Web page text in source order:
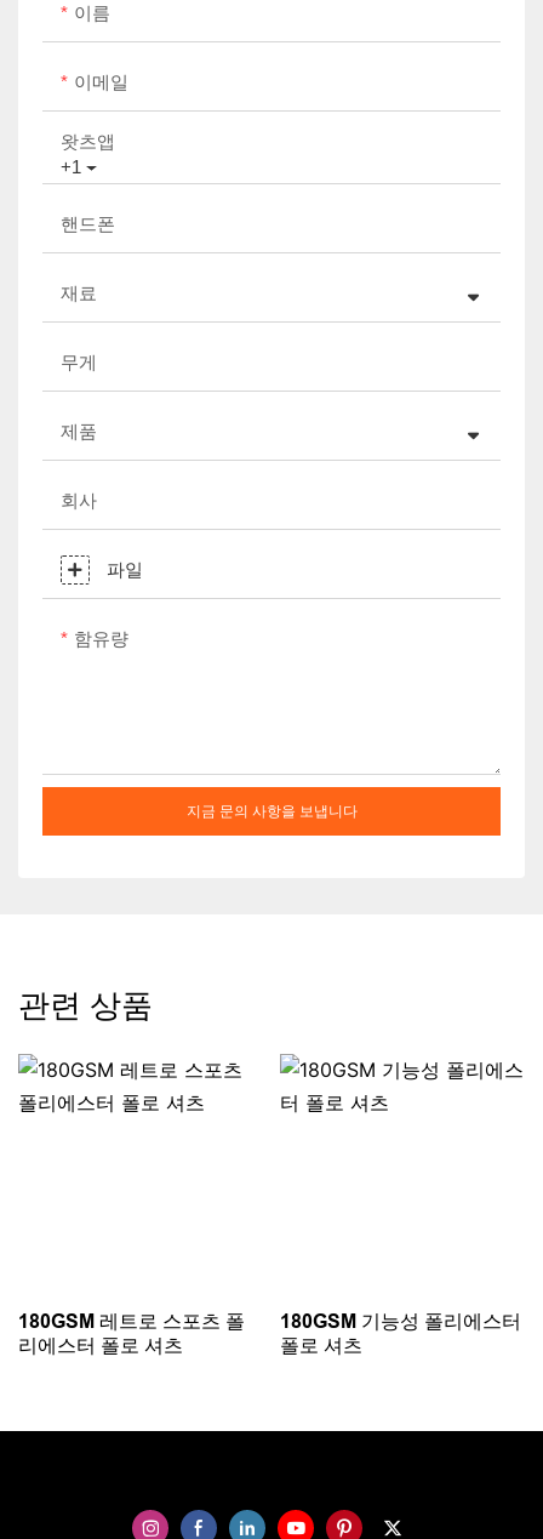
이름
이메일
+1
왓츠앱
핸드폰
재료
무게
제품
회사
파일
함유량
지금 문의 사항을 보냅니다
관련 상품
180GSM 레트로 스포츠 폴
리에스터 폴로 셔츠
180GSM 기능성 폴리에스터
폴로 셔츠